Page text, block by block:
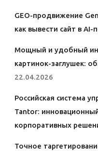
GEO-продвижение
как вывести сайт в AI-
Мощный и удобный
картинок-заглушек:
22.04.2026
Российская система
Tantor:
корпоративных
Точное